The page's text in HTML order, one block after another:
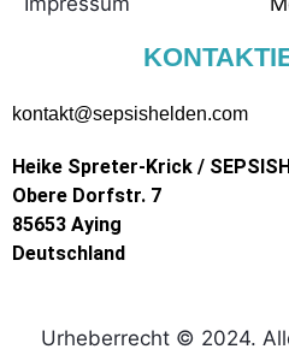
kontakt@sepsishelden.com
Heike Spreter-Krick /
Obere Dorfstr. 7
85653 Aying
Deutschland
Urheberrecht © 2024.